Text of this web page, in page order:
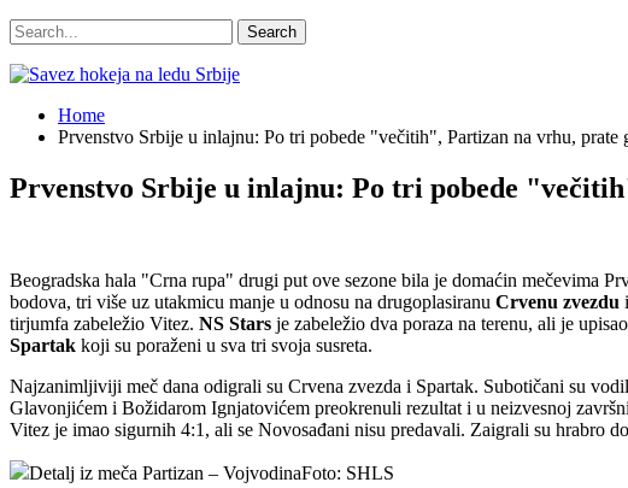
Home
Prvenstvo Srbije u inlajnu: Po tri pobede "večitih", Partizan na vrhu, prate
Prvenstvo Srbije u inlajnu: Po tri pobede
Beogradska hala "Crna rupa" drugi put ove sezone bila je domaćin mečevima
bodova, tri više uz utakmicu manje u odnosu na drugoplasiranu Crvenu zvezdu
tirjumfa zabeležio Vitez. NS Stars je zabeležio dva poraza na terenu, ali je
Spartak koji su poraženi u sva tri svoja susreta.
Najzanimljiviji meč dana odigrali su Crvena zvezda i Spartak. Subotičani su
Glavonjićem i Božidarom Ignjatovićem preokrenuli rezultat i u neizvesnoj
Vitez je imao sigurnih 4:1, ali se Novosađani nisu predavali. Zaigrali su hrabro
Detalj iz meča Partizan – VojvodinaFoto: SHLS